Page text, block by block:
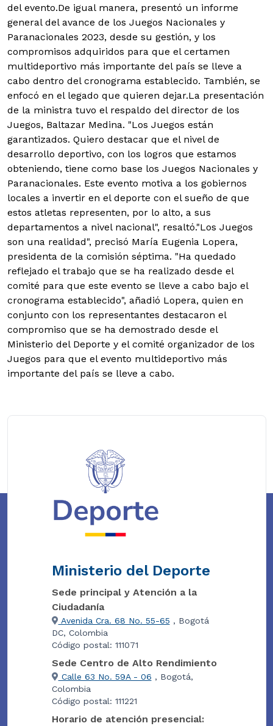
del evento.De igual manera, presentó un informe
general del avance de los Juegos Nacionales y
Paranacionales 2023, desde su gestión, y los
compromisos adquiridos para que el certamen
multideportivo más importante del país se lleve a
cabo dentro del cronograma establecido. También, se
enfocó en el legado que quieren dejar.La presentación
de la ministra tuvo el respaldo del director de los
Juegos, Baltazar Medina. "Los Juegos están
garantizados. Quiero destacar que el nivel de
desarrollo deportivo, con los logros que estamos
obteniendo, tiene como base los Juegos Nacionales y
Paranacionales. Este evento motiva a los gobiernos
locales a invertir en el deporte con el sueño de que
estos atletas representen, por lo alto, a sus
departamentos a nivel nacional", resaltó."Los Juegos
son una realidad", precisó María Eugenia Lopera,
presidenta de la comisión séptima. "Ha quedado
reflejado el trabajo que se ha realizado desde el
comité para que este evento se lleve a cabo bajo el
cronograma establecido", añadió Lopera, quien en
conjunto con los representantes destacaron el
compromiso que se ha demostrado desde el
Ministerio del Deporte y el comité organizador de los
Juegos para que el evento multideportivo más
importante del país se lleve a cabo.
Ministerio del Deporte
Sede principal y Atención a la
Ciudadanía
Avenida Cra. 68 No. 55-65 , Bogotá
DC, Colombia
Código postal: 111071
Sede Centro de Alto Rendimiento
Calle 63 No. 59A - 06 , Bogotá,
Colombia
Código postal: 111221
Horario de atención presencial: